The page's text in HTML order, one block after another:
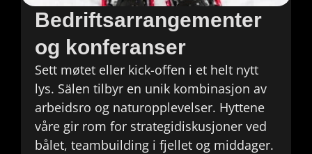
Bedriftsarrangementer
og konferanser
Sett møtet eller kick-offen i et helt nytt
lys. Sälen tilbyr en unik kombinasjon av
arbeidsro og naturopplevelser. Hyttene
våre gir rom for strategidiskusjoner ved
bålet, teambuilding i fjellet og middager.